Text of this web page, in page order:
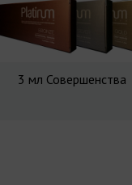
3 мл Совершенства